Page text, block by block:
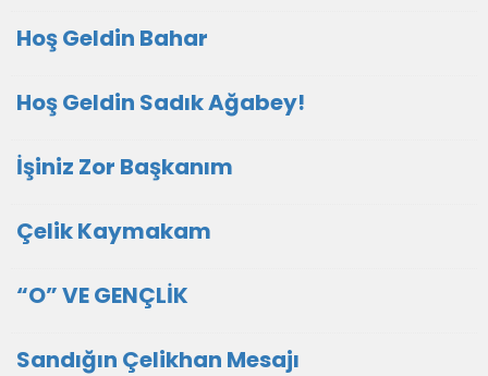
Hoş Geldin Bahar
Hoş Geldin Sadık Ağabey!
İşiniz Zor Başkanım
Çelik Kaymakam
“O” VE GENÇLİK
Sandığın Çelikhan Mesajı